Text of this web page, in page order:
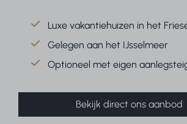
Luxe vakantiehuizen in het
Gelegen aan het IJsselmeer
Optioneel met eigen
Bekijk direct ons aanbod